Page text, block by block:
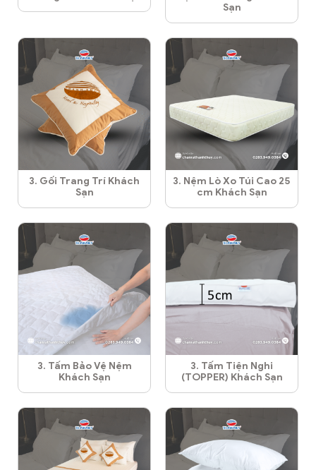
Sạn
3. Gối Trang Trí Khách
Sạn
3. Nệm Lò Xo Túi Cao 25
cm Khách Sạn
3. Tấm Bảo Vệ Nệm
Khách Sạn
3. Tấm Tiện Nghi
(TOPPER) Khách Sạn